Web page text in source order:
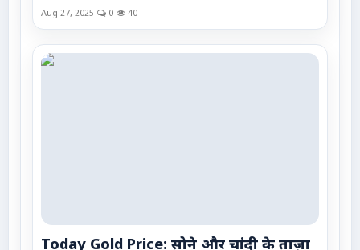
Aug 27, 2025 0 40
Today Gold Price: सोने और चांदी के ताज़ा